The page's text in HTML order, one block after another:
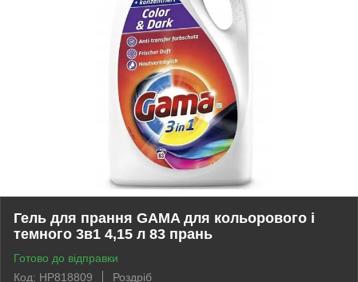
Гель для прання GAMA для кольорового і
темного 3в1 4,15 л 83 прань
Готово до відправки
Код: HP818809
Роздріб